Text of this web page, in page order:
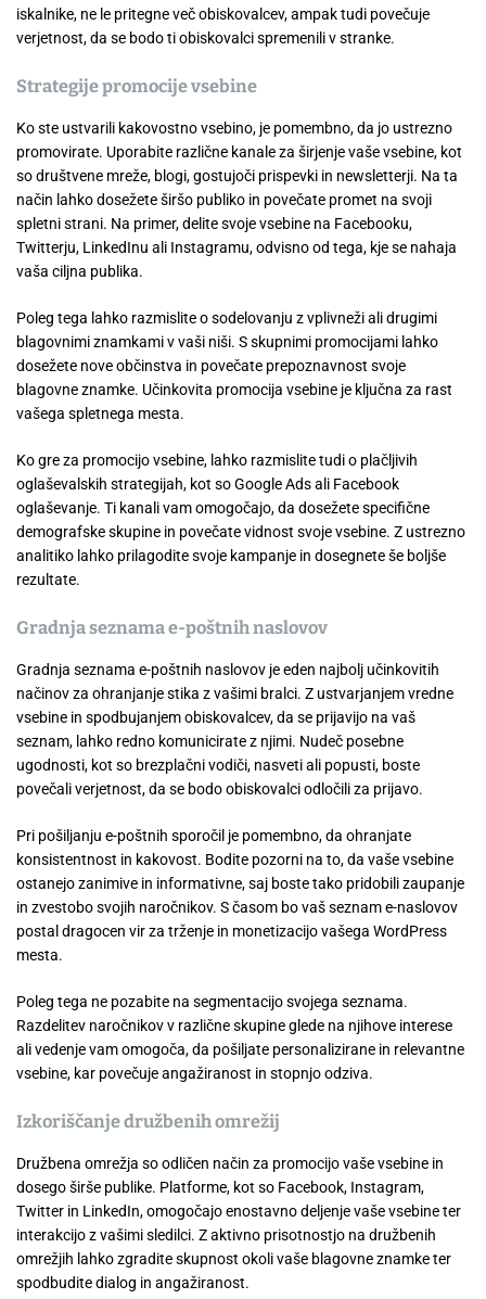
iskalnike, ne le pritegne več obiskovalcev, ampak tudi povečuje
verjetnost, da se bodo ti obiskovalci spremenili v stranke.
Strategije promocije vsebine
Ko ste ustvarili kakovostno vsebino, je pomembno, da jo ustrezno
promovirate. Uporabite različne kanale za širjenje vaše vsebine, kot
so društvene mreže, blogi, gostujoči prispevki in newsletterji. Na ta
način lahko dosežete širšo publiko in povečate promet na svoji
spletni strani. Na primer, delite svoje vsebine na Facebooku,
Twitterju, LinkedInu ali Instagramu, odvisno od tega, kje se nahaja
vaša ciljna publika.
Poleg tega lahko razmislite o sodelovanju z vplivneži ali drugimi
blagovnimi znamkami v vaši niši. S skupnimi promocijami lahko
dosežete nove občinstva in povečate prepoznavnost svoje
blagovne znamke. Učinkovita promocija vsebine je ključna za rast
vašega spletnega mesta.
Ko gre za promocijo vsebine, lahko razmislite tudi o plačljivih
oglaševalskih strategijah, kot so Google Ads ali Facebook
oglaševanje. Ti kanali vam omogočajo, da dosežete specifične
demografske skupine in povečate vidnost svoje vsebine. Z ustrezno
analitiko lahko prilagodite svoje kampanje in dosegnete še boljše
rezultate.
Gradnja seznama e-poštnih naslovov
Gradnja seznama e-poštnih naslovov je eden najbolj učinkovitih
načinov za ohranjanje stika z vašimi bralci. Z ustvarjanjem vredne
vsebine in spodbujanjem obiskovalcev, da se prijavijo na vaš
seznam, lahko redno komunicirate z njimi. Nudeč posebne
ugodnosti, kot so brezplačni vodiči, nasveti ali popusti, boste
povečali verjetnost, da se bodo obiskovalci odločili za prijavo.
Pri pošiljanju e-poštnih sporočil je pomembno, da ohranjate
konsistentnost in kakovost. Bodite pozorni na to, da vaše vsebine
ostanejo zanimive in informativne, saj boste tako pridobili zaupanje
in zvestobo svojih naročnikov. S časom bo vaš seznam e-naslovov
postal dragocen vir za trženje in monetizacijo vašega WordPress
mesta.
Poleg tega ne pozabite na segmentacijo svojega seznama.
Razdelitev naročnikov v različne skupine glede na njihove interese
ali vedenje vam omogoča, da pošiljate personalizirane in relevantne
vsebine, kar povečuje angažiranost in stopnjo odziva.
Izkoriščanje družbenih omrežij
Družbena omrežja so odličen način za promocijo vaše vsebine in
dosego širše publike. Platforme, kot so Facebook, Instagram,
Twitter in LinkedIn, omogočajo enostavno deljenje vaše vsebine ter
interakcijo z vašimi sledilci. Z aktivno prisotnostjo na družbenih
omrežjih lahko zgradite skupnost okoli vaše blagovne znamke ter
spodbudite dialog in angažiranost.